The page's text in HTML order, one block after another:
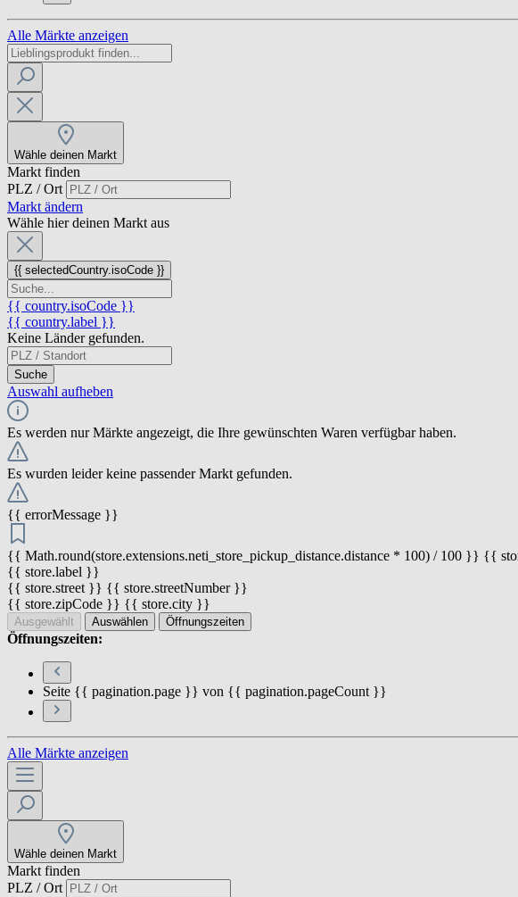
Alle Märkte anzeigen
Wähle deinen Markt
Markt finden
PLZ / Ort
Markt ändern
Wähle hier deinen Markt aus
{{ selectedCountry.isoCode }}
{{ country.isoCode }}
{{ country.label }}
Keine Länder gefunden.
Suche
Auswahl aufheben
Es werden nur Märkte angezeigt, die Ihre gewünschten Waren verfügbar haben.
Es wurden leider keine passender Markt gefunden.
{{ errorMessage }}
{{ Math.round(store.extensions.neti_store_pickup_distance.distance * 100) / 100 }} {{
{{ store.label }}
{{ store.street }} {{ store.streetNumber }}
{{ store.zipCode }} {{ store.city }}
Ausgewählt Auswählen Öffnungszeiten
Öffnungszeiten:
Seite {{ pagination.page }} von {{ pagination.pageCount }}
Alle Märkte anzeigen
Wähle deinen Markt
Markt finden
PLZ / Ort